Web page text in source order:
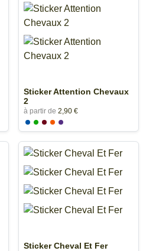
Sticker Attention Chevaux
2
à partir de 2,90 €
Sticker Cheval Et Fer